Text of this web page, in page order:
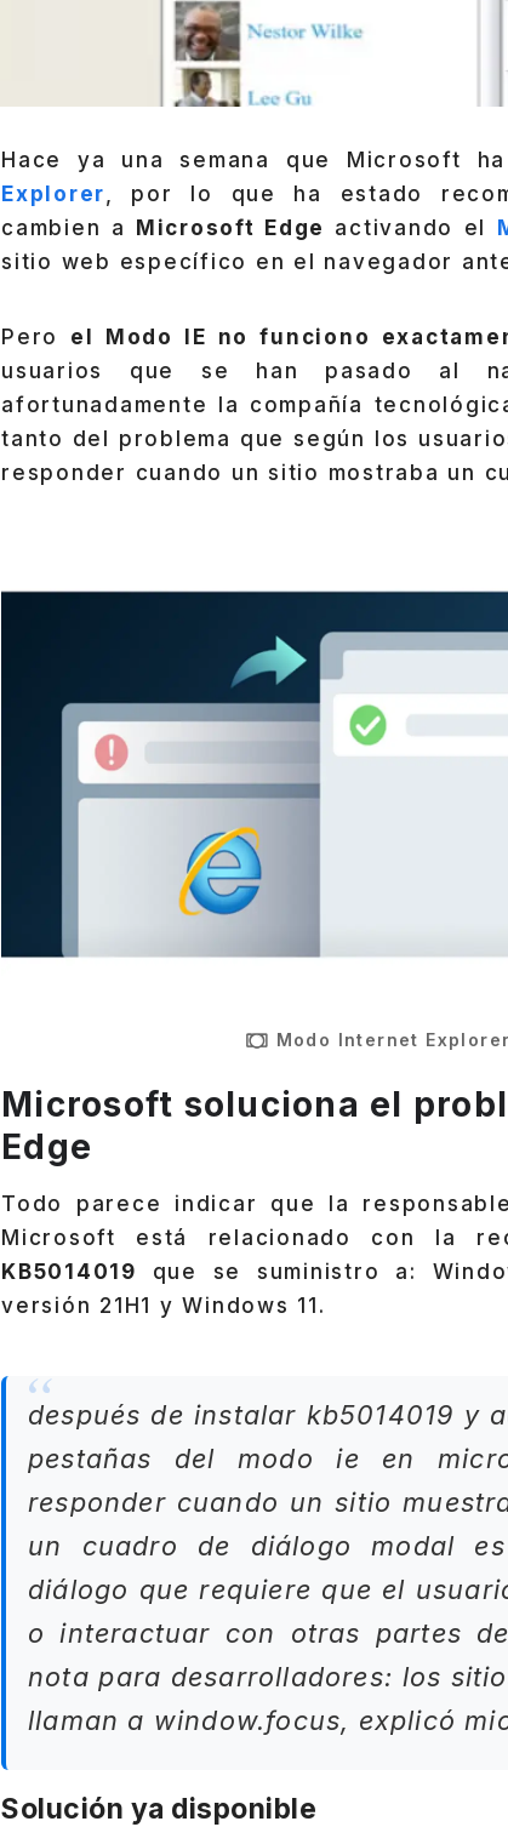
Hace ya una semana que Microsoft
Explorer, por lo que ha estado
cambien a
Microsoft Edge activando el
sitio web específico en el navegador
Pero el Modo IE no funciono
usuarios que se han pasado al
afortunadamente la compañía
tanto del problema que según los
responder cuando un sitio mostraba un
Modo Internet
Microsoft soluciona el
Edge
Todo parece indicar que la
Microsoft está relacionado con la
KB5014019 que se suministro a:
versión 21H1 y Windows 11.
después de instalar kb5014019 y
pestañas del modo ie en
responder cuando un sitio
un cuadro de diálogo modal
diálogo que requiere que el
o interactuar con otras partes
nota para desarrolladores: los
llaman a window.focus, explicó
Solución ya disponible